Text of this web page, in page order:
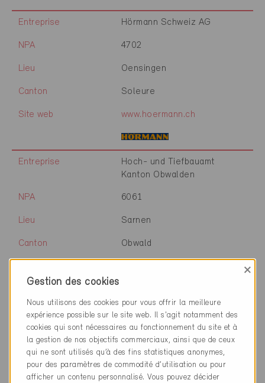
Entreprise Hörmann Schweiz AG
NPA 4702
Lieu Oensingen
Canton Soleure
Site web www.hoermann.ch
Entreprise
Hoch- und Tiefbauamt
Kanton Obwalden
NPA 6061
Lieu Sarnen
Canton Obwald
Entreprise HEV Schweiz
NPA 8032
Zürich
Gestion des cookies
×
Nous utilisons des cookies pour vous offrir la meilleure
expérience possible sur le site web. Il s'agit notamment des
cookies qui sont nécessaires au fonctionnement du site et à
la gestion de nos objectifs commerciaux, ainsi que de ceux
qui ne sont utilisés qu’à des fins statistiques anonymes,
pour des paramètres de commodité d’utilisation ou pour
afficher un contenu personnalisé. Vous pouvez décider